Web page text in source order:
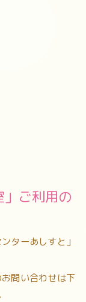
ご利用の
ターあしすと」
問い合わせは下